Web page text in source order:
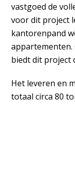
vastgoedde
voor dit project
kantorenpand
appartementen.
biedt dit project
Het leveren en
totaal circa 80